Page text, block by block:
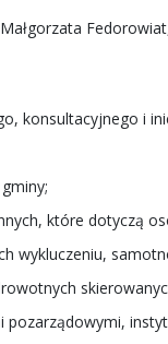
konsultacyjnego i
które dotyczą
wykluczeniu,